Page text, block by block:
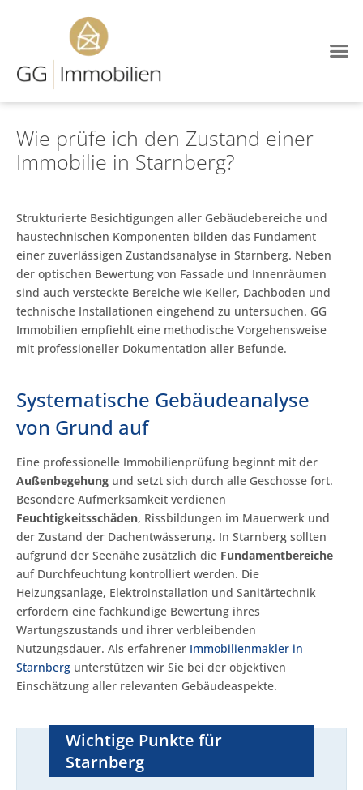
Wie prüfe ich den Zustand einer
Immobilie in Starnberg?
Strukturierte Besichtigungen aller Gebäudebereiche und
haustechnischen Komponenten bilden das Fundament
einer zuverlässigen Zustandsanalyse in Starnberg. Neben
der optischen Bewertung von Fassade und Innenräumen
sind auch versteckte Bereiche wie Keller, Dachboden und
technische Installationen eingehend zu untersuchen. GG
Immobilien empfiehlt eine methodische Vorgehensweise
mit professioneller Dokumentation aller Befunde.
Systematische Gebäudeanalyse
von Grund auf
Eine professionelle Immobilienprüfung beginnt mit der
Außenbegehung und setzt sich durch alle Geschosse fort.
Besondere Aufmerksamkeit verdienen
Feuchtigkeitsschäden, Rissbildungen im Mauerwerk und
der Zustand der Dachentwässerung. In Starnberg sollten
aufgrund der Seenähe zusätzlich die Fundamentbereiche
auf Durchfeuchtung kontrolliert werden. Die
Heizungsanlage, Elektroinstallation und Sanitärtechnik
erfordern eine fachkundige Bewertung ihres
Wartungszustands und ihrer verbleibenden
Nutzungsdauer. Als erfahrener Immobilienmakler in
Starnberg unterstützen wir Sie bei der objektiven
Einschätzung aller relevanten Gebäudeaspekte.
Wichtige Punkte für
Starnberg